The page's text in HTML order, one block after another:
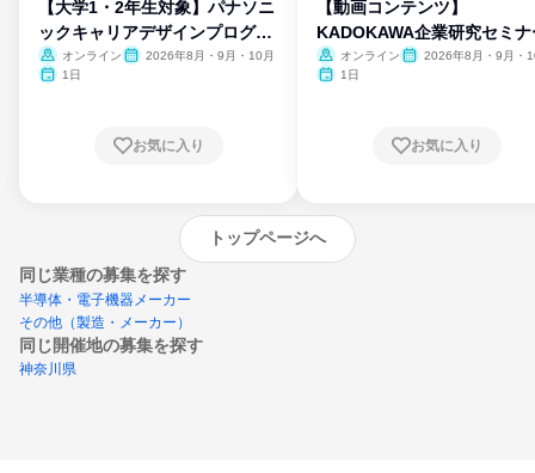
【大学1・2年生対象】パナソニ
ックキャリアデザインプログラ
ム
オンライン
2026年8月・9月・10月
1日
お気に入り
【動画コンテンツ】
KADOKAWA企業研究セミナ
オンライン
2026年8月・9月・
1日
お気に入り
トップページへ
同じ業種の募集を探す
半導体・電子機器メーカー
その他（製造・メーカー）
同じ開催地の募集を探す
神奈川県